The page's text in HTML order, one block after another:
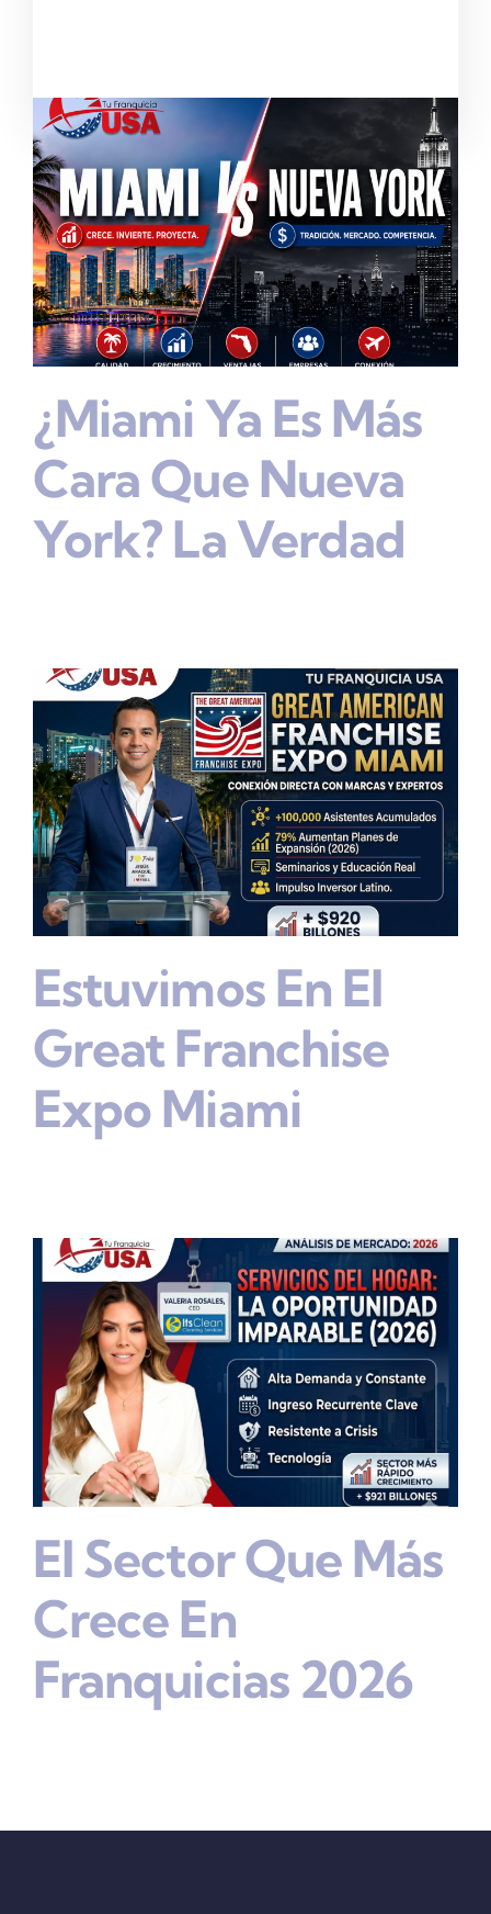
¿Miami Ya Es Más
Cara Que Nueva
York? La Verdad
Estuvimos En El
Great Franchise
Expo Miami
El Sector Que Más
Crece En
Franquicias 2026